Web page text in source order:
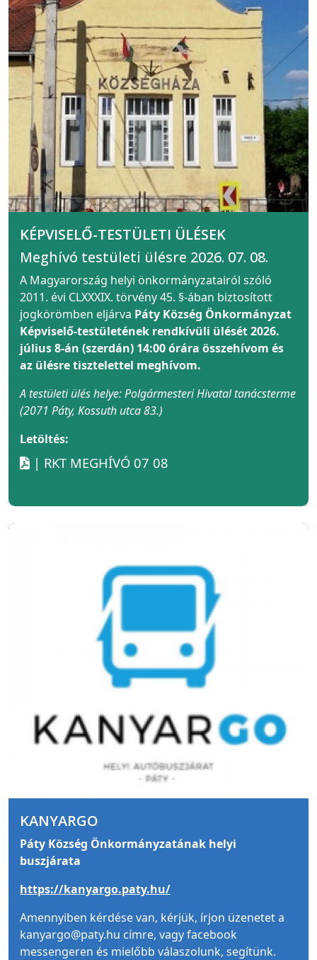
KÉPVISELŐ-TESTÜLETI ÜLÉSEK
Meghívó testületi ülésre 2026. 07. 08.
A Magyarország helyi önkormányzatairól szóló
2011. évi CLXXXIX. törvény 45. §-ában biztosított
jogkörömben eljárva Páty Község Önkormányzat
Képviselő-testületének rendkívüli ülését 2026.
július 8-án (szerdán) 14:00 órára összehívom és
az ülésre tisztelettel meghívom.
A testületi ülés helye: Polgármesteri Hivatal tanácsterme
(2071 Páty, Kossuth utca 83.)
Letöltés:
| RKT MEGHÍVÓ 07 08
KANYARGO
Páty Község Önkormányzatának helyi
buszjárata
https://kanyargo.paty.hu/
Amennyiben kérdése van, kérjük, írjon üzenetet a
kanyargo@paty.hu címre, vagy facebook
messengeren és mielőbb válaszolunk, segítünk.